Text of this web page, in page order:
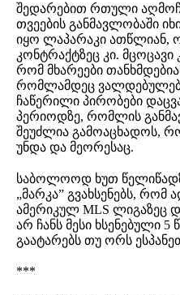
შედარებით რთული
თვეების განმავლობაში
იყო ლაპარაკი ათწლიან,
კონტრაქტზეც კი. მცოცავი
რომ მხარეები
რომლამდეც
ჩაწერილი პირობები
პერიოდზე, რომლის
შეუძლია გამოაცხადოს,
უნდა და მეორესაც.
საბოლოოდ ხუთ
„მარკა” გვახსენებს,
ამერიკულ MLS ლიგაზეც
არ ჩანს მესი ხსენებული 5
გაატარებს თუ ორს
***